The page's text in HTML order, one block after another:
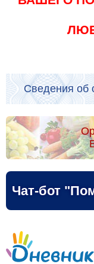
Сведения об
Чат-бот